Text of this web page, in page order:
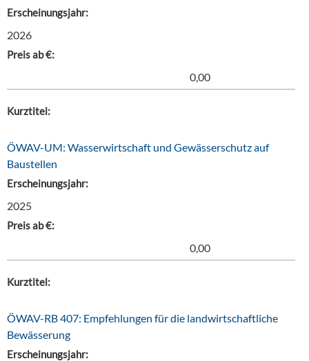
Erscheinungsjahr:
2026
Preis ab €:
0,00
Kurztitel:
ÖWAV-UM: Wasserwirtschaft und Gewässerschutz auf
Baustellen
Erscheinungsjahr:
2025
Preis ab €:
0,00
Kurztitel:
ÖWAV-RB 407: Empfehlungen für die landwirtschaftliche
Bewässerung
Erscheinungsjahr: